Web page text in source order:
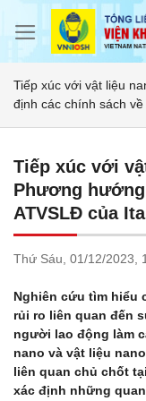
Tiếp xúc với vật liệu
định các chính sách
Tiếp xúc với
Phương
ATVSLĐ của
Thứ Sáu, 01/12/2023,
Nghiên cứu tìm hiểu
rủi ro liên quan đến
người lao động làm
nano và vật liệu
liên quan chủ chốt
xác định những